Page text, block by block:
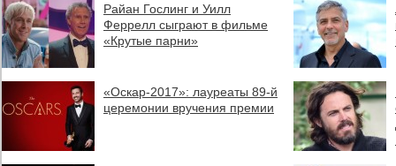
Райан Гослинг и Уилл
Феррелл сыграют в фильме
«Крутые парни»
«Оскар-2017»: лауреаты 89-й
церемонии вручения премии